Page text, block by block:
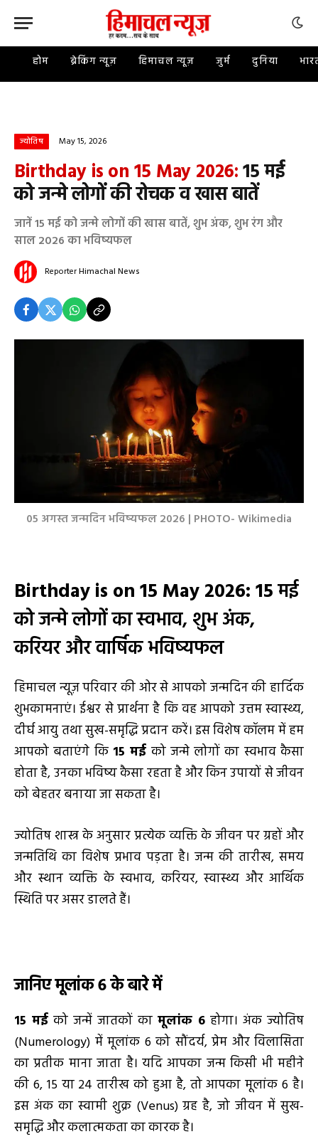
होम ब्रेकिंग न्यूज़ हिमाचल न्यूज़ जुर्म दुनिया
ज्योतिष May 15, 2026
Birthday is on 15 May 2026:15 मई
को जन्मे लोगों की रोचक व खास बातें
जानें 15 मई को जन्मे लोगों की खास बातें, शुभ अंक, शुभ रंग और
साल 2026 का भविष्यफल
ReporterHimachal News
05 अगस्त जन्मदिन भविष्यफल 2026 | PHOTO- Wikimedia
Birthday is on 15 May 2026: 15मई
को जन्मे लोगों का स्वभाव, शुभ अंक,
करियर और वार्षिक भविष्यफल
हिमाचल न्यूज़ परिवार की ओर से आपको जन्मदिन की हार्दिक
शुभकामनाएं। ईश्वर से प्रार्थना है कि वह आपको उत्तम स्वास्थ्य,
दीर्घ आयु तथा सुख-समृद्धि प्रदान करें। इस विशेष कॉलम में हम
आपको बताएंगे कि 15 मई को जन्मे लोगों का स्वभाव कैसा
होता है, उनका भविष्य कैसा रहता है और किन उपायों से जीवन
को बेहतर बनाया जा सकता है।
ज्योतिष शास्त्र के अनुसार प्रत्येक व्यक्ति के जीवन पर ग्रहों और
जन्मतिथि का विशेष प्रभाव पड़ता है। जन्म की तारीख, समय
और स्थान व्यक्ति के स्वभाव, करियर, स्वास्थ्य और आर्थिक
स्थिति पर असर डालते हैं।
जानिए मूलांक6 के बारे में
15 मई को जन्में जातकों का मूलांक 6 होगा। अंक ज्योतिष
(Numerology) में मूलांक 6 को सौंदर्य, प्रेम और विलासिता
का प्रतीक माना जाता है। यदि आपका जन्म किसी भी महीने
की 6, 15 या 24 तारीख को हुआ है, तो आपका मूलांक 6 है।
इस अंक का स्वामी शुक्र (Venus) ग्रह है, जो जीवन में सुख-
समृद्धि और कलात्मकता का कारक है।